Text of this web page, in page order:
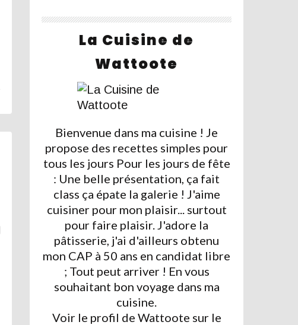
La Cuisine de
Wattoote
Bienvenue dans ma cuisine ! Je
propose des recettes simples pour
tous les jours Pour les jours de fête
: Une belle présentation, ça fait
class ça épate la galerie ! J'aime
cuisiner pour mon plaisir... surtout
pour faire plaisir. J'adore la
pâtisserie, j'ai d'ailleurs obtenu
mon CAP à 50 ans en candidat libre
; Tout peut arriver ! En vous
souhaitant bon voyage dans ma
cuisine.
Voir le profil de Wattoote sur le